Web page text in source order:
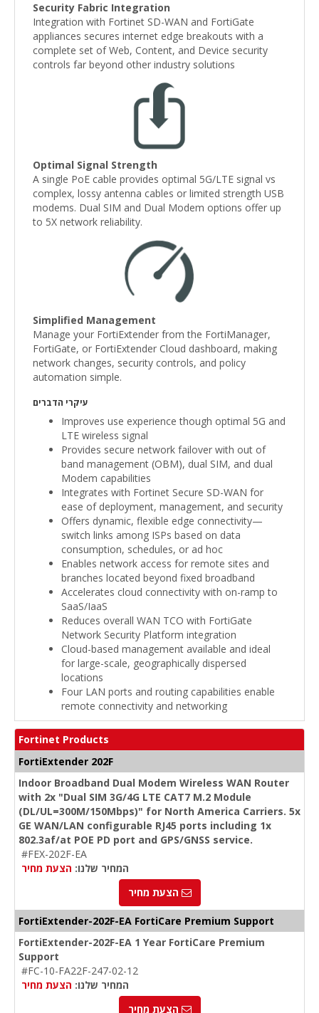
Security Fabric Integration
Integration with Fortinet SD-WAN and FortiGate
appliances secures internet edge breakouts with a
complete set of Web, Content, and Device security
controls far beyond other industry solutions
Optimal Signal Strength
A single PoE cable provides optimal 5G/LTE signal vs
complex, lossy antenna cables or limited strength USB
modems. Dual SIM and Dual Modem options offer up
to 5X network reliability.
Simplified Management
Manage your FortiExtender from the FortiManager,
FortiGate, or FortiExtender Cloud dashboard, making
network changes, security controls, and policy
automation simple.
עיקרי הדברים
Improves use experience though optimal 5G and
LTE wireless signal
Provides secure network failover with out of
band management (OBM), dual SIM, and dual
Modem capabilities
Integrates with Fortinet Secure SD-WAN for
ease of deployment, management, and security
Offers dynamic, flexible edge connectivity—
switch links among ISPs based on data
consumption, schedules, or ad hoc
Enables network access for remote sites and
branches located beyond fixed broadband
Accelerates cloud connectivity with on-ramp to
SaaS/IaaS
Reduces overall WAN TCO with FortiGate
Network Security Platform integration
Cloud-based management available and ideal
for large-scale, geographically dispersed
locations
Four LAN ports and routing capabilities enable
remote connectivity and networking
Fortinet Products
FortiExtender 202F
Indoor Broadband Dual Modem Wireless WAN Router
with 2x "Dual SIM 3G/4G LTE CAT7 M.2 Module
(DL/UL=300M/150Mbps)" for North America Carriers. 5x
GE WAN/LAN configurable RJ45 ports including 1x
802.3af/at POE PD port and GPS/GNSS service.
#FEX-202F-EA
המחיר שלנו: הצעת מחיר
הצעת מחיר
FortiExtender-202F-EA FortiCare Premium Support
FortiExtender-202F-EA 1 Year FortiCare Premium
Support
#FC-10-FA22F-247-02-12
המחיר שלנו: הצעת מחיר
הצעת מחיר